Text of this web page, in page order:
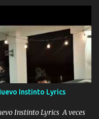
Instinto Lyrics
Instinto Lyrics A veces